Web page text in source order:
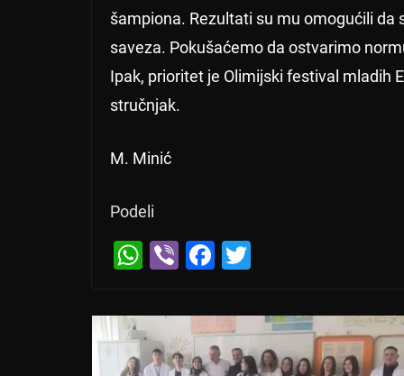
šampiona. Rezultati su mu omogućili
saveza. Pokušaćemo da ostvarimo
Ipak, prioritet je Olimijski festival mladih
stručnjak.
M. Minić
Podeli
W
at
s
Vi
er
F
c
e
tt
er